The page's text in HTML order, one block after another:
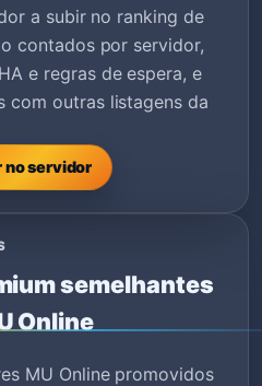
a subir no ranking de
contados por servidor,
e regras de espera, e
com outras listagens da
no servidor
semelhantes
Online
MU Online promovidos